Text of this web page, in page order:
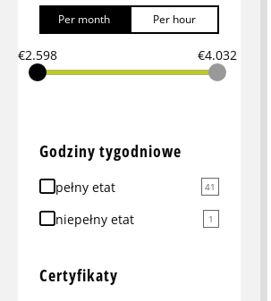
Per month Per hour
€2.598 €4.032
Godziny tygodniowe
pełny etat 41
niepełny etat 1
Certyfikaty